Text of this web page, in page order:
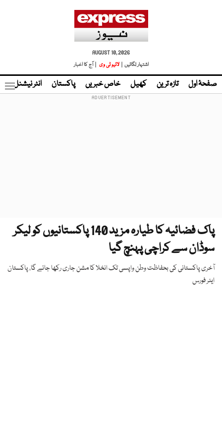
AUGUST 10, 2026
اشتہار لگائیں |
لائیو ٹی وی | آج کا اخبار
صفحۂ اول تازہ ترین کھیل خاص خبریں پاکستان انٹر نیشنل
پاک فضائیہ کا طیارہ مزید 140 پاکستانیوں کو لیکر
سوڈان سے کراچی پہنچ گیا
آخری پاکستانی کی بحفاظت وطن واپسی تک انخلا کا مشن جاری رکھا جائے گا، پاکستان
ایئر فورس